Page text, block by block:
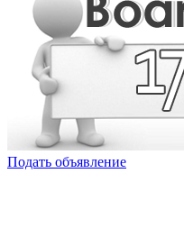
Подать объявление